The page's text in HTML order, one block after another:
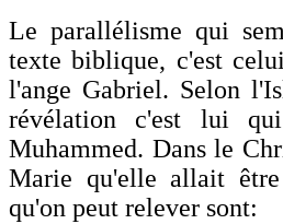
Le parallélisme qui
texte biblique, c'est
l'ange Gabriel. Selon
révélation c'est lui
Muhammed. Dans le
Marie qu'elle allait être
qu'on peut relever sont: